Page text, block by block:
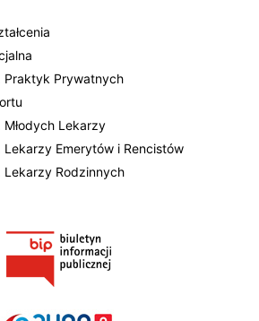
Praktyk Prywatnych
Młodych Lekarzy
Lekarzy Emerytów i Rencistów
Lekarzy Rodzinnych